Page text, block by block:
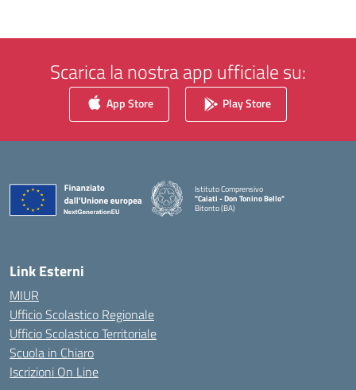
Scarica la nostra app ufficiale su:
App Store Play Store
Istituto Comprensivo
"Caiati - Don Tonino Bello"
Bitonto (BA)
Link Esterni
MIUR
Ufficio Scolastico Regionale
Ufficio Scolastico Territoriale
Scuola in Chiaro
Iscrizioni On Line